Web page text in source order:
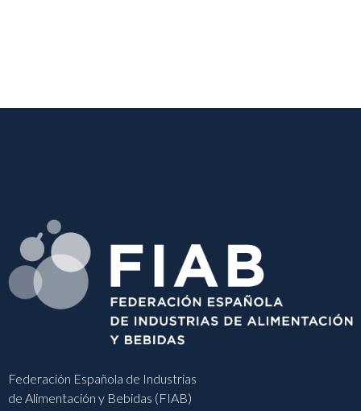
Federación Española de Industrias
de Alimentación y Bebidas (FIAB)